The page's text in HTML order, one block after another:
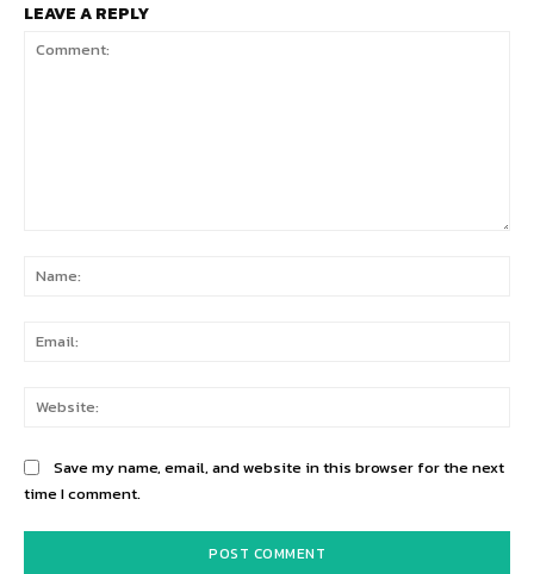
LEAVE A REPLY
Save my name, email, and website in this browser for the next
time I comment.